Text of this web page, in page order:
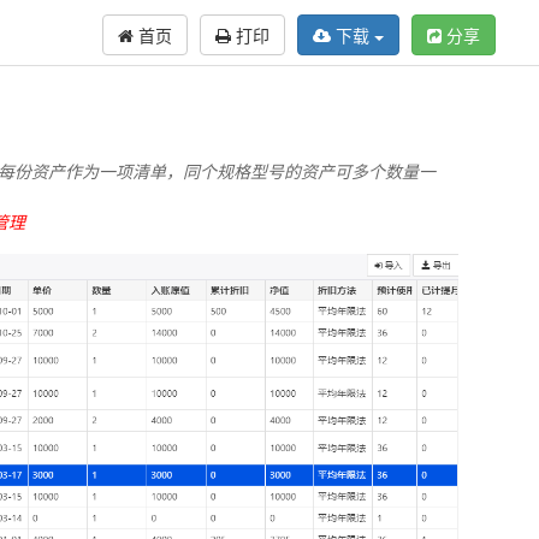
首页 打印 分享
下载
份资产作为一项清单，同个规格型号的资产可多个数量一
理